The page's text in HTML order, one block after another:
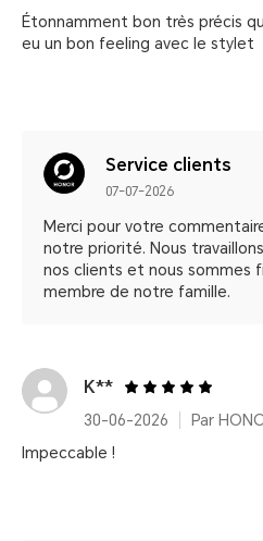
Étonnamment bon très précis
eu un bon feeling avec le stylet
Service clients
07-07-2026
Merci pour votre
notre priorité. Nous
nos clients et nous sommes
membre de notre famille.
K**
30-06-2026
Impeccable !